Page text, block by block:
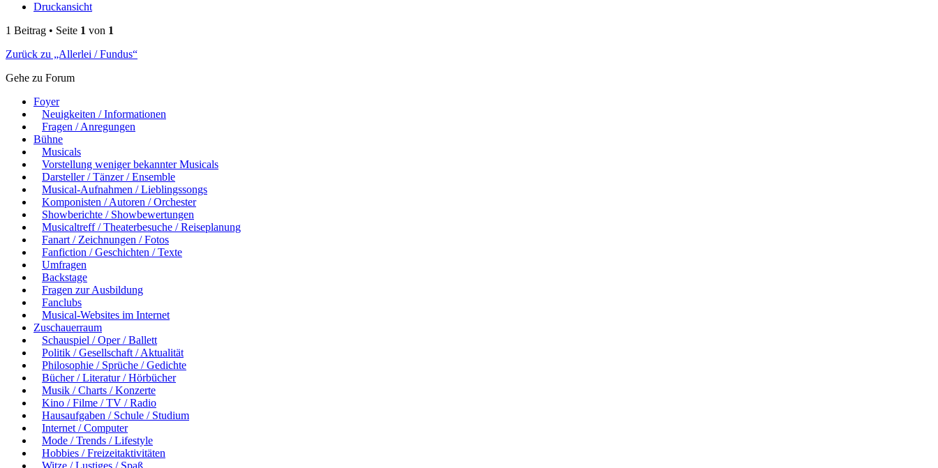
Druckansicht
1 Beitrag • Seite 1 von 1
Zurück zu „Allerlei / Fundus“
Gehe zu Forum
Foyer
Neuigkeiten / Informationen
Fragen / Anregungen
Bühne
Musicals
Vorstellung weniger bekannter Musicals
Darsteller / Tänzer / Ensemble
Musical-Aufnahmen / Lieblingssongs
Komponisten / Autoren / Orchester
Showberichte / Showbewertungen
Musicaltreff / Theaterbesuche / Reiseplanung
Fanart / Zeichnungen / Fotos
Fanfiction / Geschichten / Texte
Umfragen
Backstage
Fragen zur Ausbildung
Fanclubs
Musical-Websites im Internet
Zuschauerraum
Schauspiel / Oper / Ballett
Politik / Gesellschaft / Aktualität
Philosophie / Sprüche / Gedichte
Bücher / Literatur / Hörbücher
Musik / Charts / Konzerte
Kino / Filme / TV / Radio
Hausaufgaben / Schule / Studium
Internet / Computer
Mode / Trends / Lifestyle
Hobbies / Freizeitaktivitäten